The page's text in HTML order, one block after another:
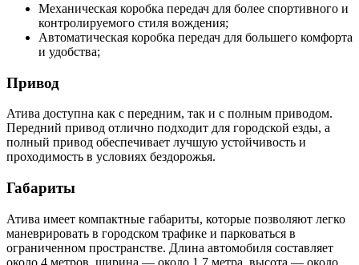
Механическая коробка передач для более спортивного и
контролируемого стиля вождения;
Автоматическая коробка передач для большего комфорта
и удобства;
Привод
Атива доступна как с передним, так и с полным приводом.
Передний привод отлично подходит для городской езды, а
полный привод обеспечивает лучшую устойчивость и
проходимость в условиях бездорожья.
Габариты
Атива имеет компактные габариты, которые позволяют легко
маневрировать в городском трафике и парковаться в
ограниченном пространстве. Длина автомобиля составляет
около 4 метров, ширина — около 1,7 метра, высота — около